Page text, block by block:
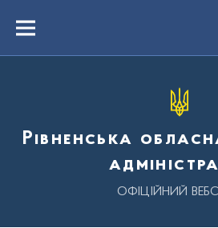
вмістуMenu
Рівненська
ОФІЦІЙНИЙ